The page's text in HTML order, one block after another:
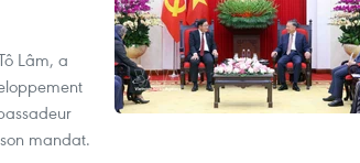
Lâm, a
mandat.